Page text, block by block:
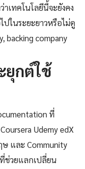
เทคโนโลยีนี้จะยังคง
ในระยะยาวหรือไม่ดู
backing company
ยุกต์ใช้
ที่
Udemy edX
และ Community
ที่ช่วยแลกเปลี่ยน